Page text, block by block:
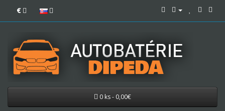
€
0 ks - 0,00€